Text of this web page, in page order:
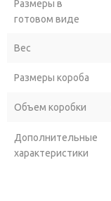
рабочее
Размеры в
готовом виде
Вес
Размеры короба
Объем коробки
Дополнительные
характеристики